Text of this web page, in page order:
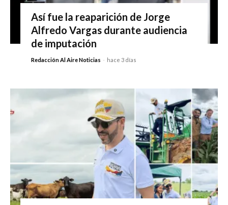
Así fue la reaparición de Jorge
Alfredo Vargas durante audiencia
de imputación
Redacción Al Aire Noticias - hace 3 días